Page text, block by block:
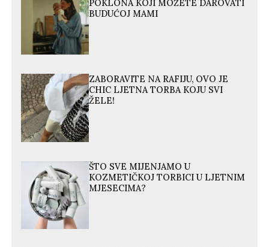
POKLONA KOJI MOŽETE DAROVATI
BUDUĆOJ MAMI
ZABORAVITE NA RAFIJU, OVO JE
CHIC LJETNA TORBA KOJU SVI
ŽELE!
ŠTO SVE MIJENJAMO U
KOZMETIČKOJ TORBICI U LJETNIM
MJESECIMA?